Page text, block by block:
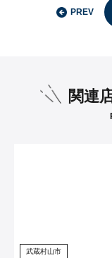
PREV
関連
武蔵村山市